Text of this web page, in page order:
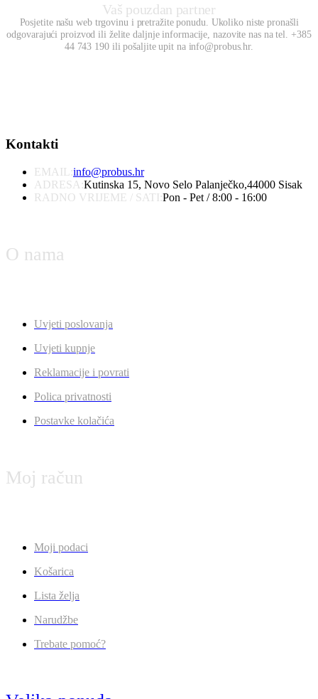
Vaš pouzdan partner
Posjetite našu web trgovinu i pretražite ponudu. Ukoliko niste pronašli
odgovarajući proizvod ili želite daljnje informacije, nazovite nas na tel. +385
44 743 190 ili pošaljite upit na info@probus.hr.
Kontakti
EMAIL:info@probus.hr
ADRESA:Kutinska 15, Novo Selo Palanječko,44000 Sisak
RADNO VRIJEME / SATI:Pon - Pet / 8:00 - 16:00
O nama
Uvjeti poslovanja
Uvjeti kupnje
Reklamacije i povrati
Polica privatnosti
Postavke kolačića
Moj račun
Moji podaci
Košarica
Lista želja
Narudžbe
Trebate pomoć?